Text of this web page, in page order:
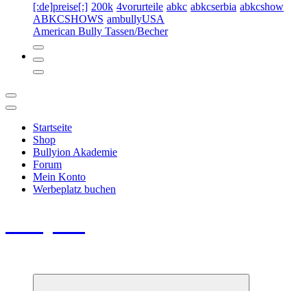
[:de]preise[:] 200k 4vorurteile abkc abkcserbia abkcshow
ABKCSHOWS ambullyUSA
American Bully Tassen/Becher
Startseite
Shop
Bullyion Akademie
Forum
Mein Konto
Werbeplatz buchen